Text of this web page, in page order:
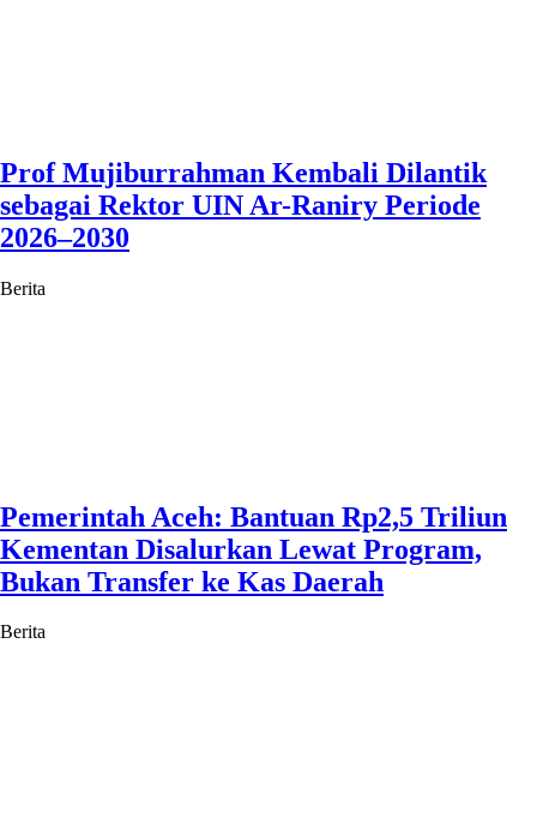
Prof Mujiburrahman Kembali Dilantik
sebagai Rektor UIN Ar-Raniry Periode
2026–2030
Berita
Pemerintah Aceh: Bantuan Rp2,5 Triliun
Kementan Disalurkan Lewat Program,
Bukan Transfer ke Kas Daerah
Berita